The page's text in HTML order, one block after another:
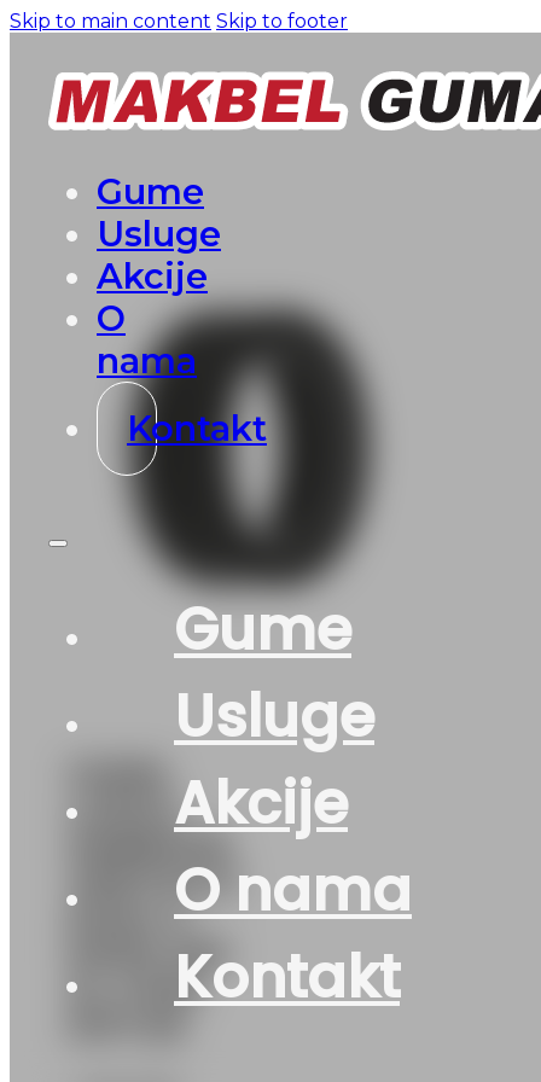
Skip to main content Skip to footer
Gume
Usluge
Akcije
O
nama
Kontakt
Gume
Usluge
Akcije
O nama
Kontakt
LJ/SUV
VENTUS S1
EVO4 X
K137A 110Y
XL STAR